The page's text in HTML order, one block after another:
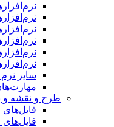
سایر نرم
مهارت‌های
طرح و نقشه و بانک
فایل‌های
فایل‌های